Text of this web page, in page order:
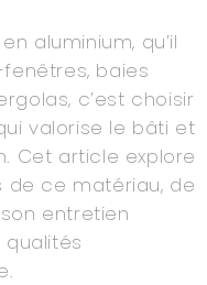
aluminium, qu’il
baies
c’est choisir
valorise le bâti et
Cet article explore
de ce matériau, de
entretien